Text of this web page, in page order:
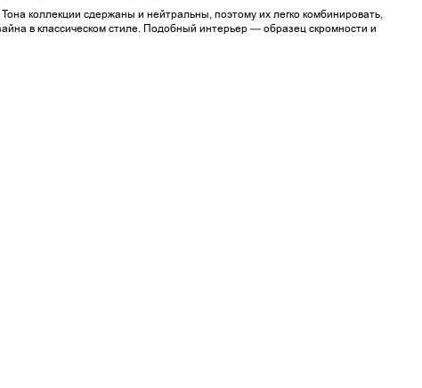
коллекции сдержаны и нейтральны, поэтому их легко комбинировать,
в классическом стиле. Подобный интерьер — образец скромности и